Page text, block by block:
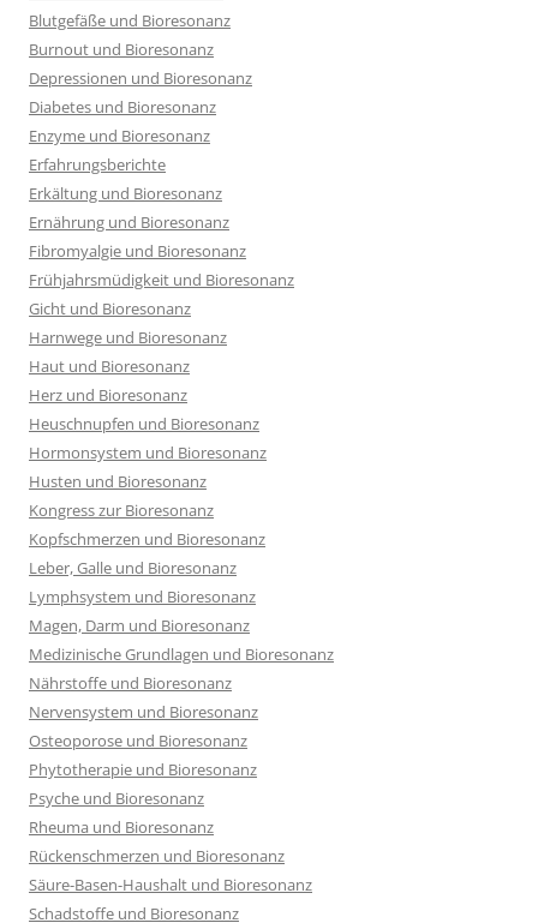
Blutgefäße und Bioresonanz
Burnout und Bioresonanz
Depressionen und Bioresonanz
Diabetes und Bioresonanz
Enzyme und Bioresonanz
Erfahrungsberichte
Erkältung und Bioresonanz
Ernährung und Bioresonanz
Fibromyalgie und Bioresonanz
Frühjahrsmüdigkeit und Bioresonanz
Gicht und Bioresonanz
Harnwege und Bioresonanz
Haut und Bioresonanz
Herz und Bioresonanz
Heuschnupfen und Bioresonanz
Hormonsystem und Bioresonanz
Husten und Bioresonanz
Kongress zur Bioresonanz
Kopfschmerzen und Bioresonanz
Leber, Galle und Bioresonanz
Lymphsystem und Bioresonanz
Magen, Darm und Bioresonanz
Medizinische Grundlagen und Bioresonanz
Nährstoffe und Bioresonanz
Nervensystem und Bioresonanz
Osteoporose und Bioresonanz
Phytotherapie und Bioresonanz
Psyche und Bioresonanz
Rheuma und Bioresonanz
Rückenschmerzen und Bioresonanz
Säure-Basen-Haushalt und Bioresonanz
Schadstoffe und Bioresonanz